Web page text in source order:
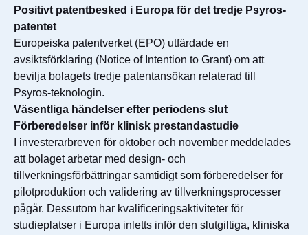
Positivt patentbesked i Europa för det tredje Psyros-
patentet
Europeiska patentverket (EPO) utfärdade en
avsiktsförklaring (Notice of Intention to Grant) om att
bevilja bolagets tredje patentansökan relaterad till
Psyros-teknologin.
Väsentliga händelser efter periodens slut
Förberedelser inför klinisk prestandastudie
I investerarbreven för oktober och november meddelades
att bolaget arbetar med design- och
tillverkningsförbättringar samtidigt som förberedelser för
pilotproduktion och validering av tillverkningsprocesser
pågår. Dessutom har kvalificeringsaktiviteter för
studieplatser i Europa inletts inför den slutgiltiga, kliniska